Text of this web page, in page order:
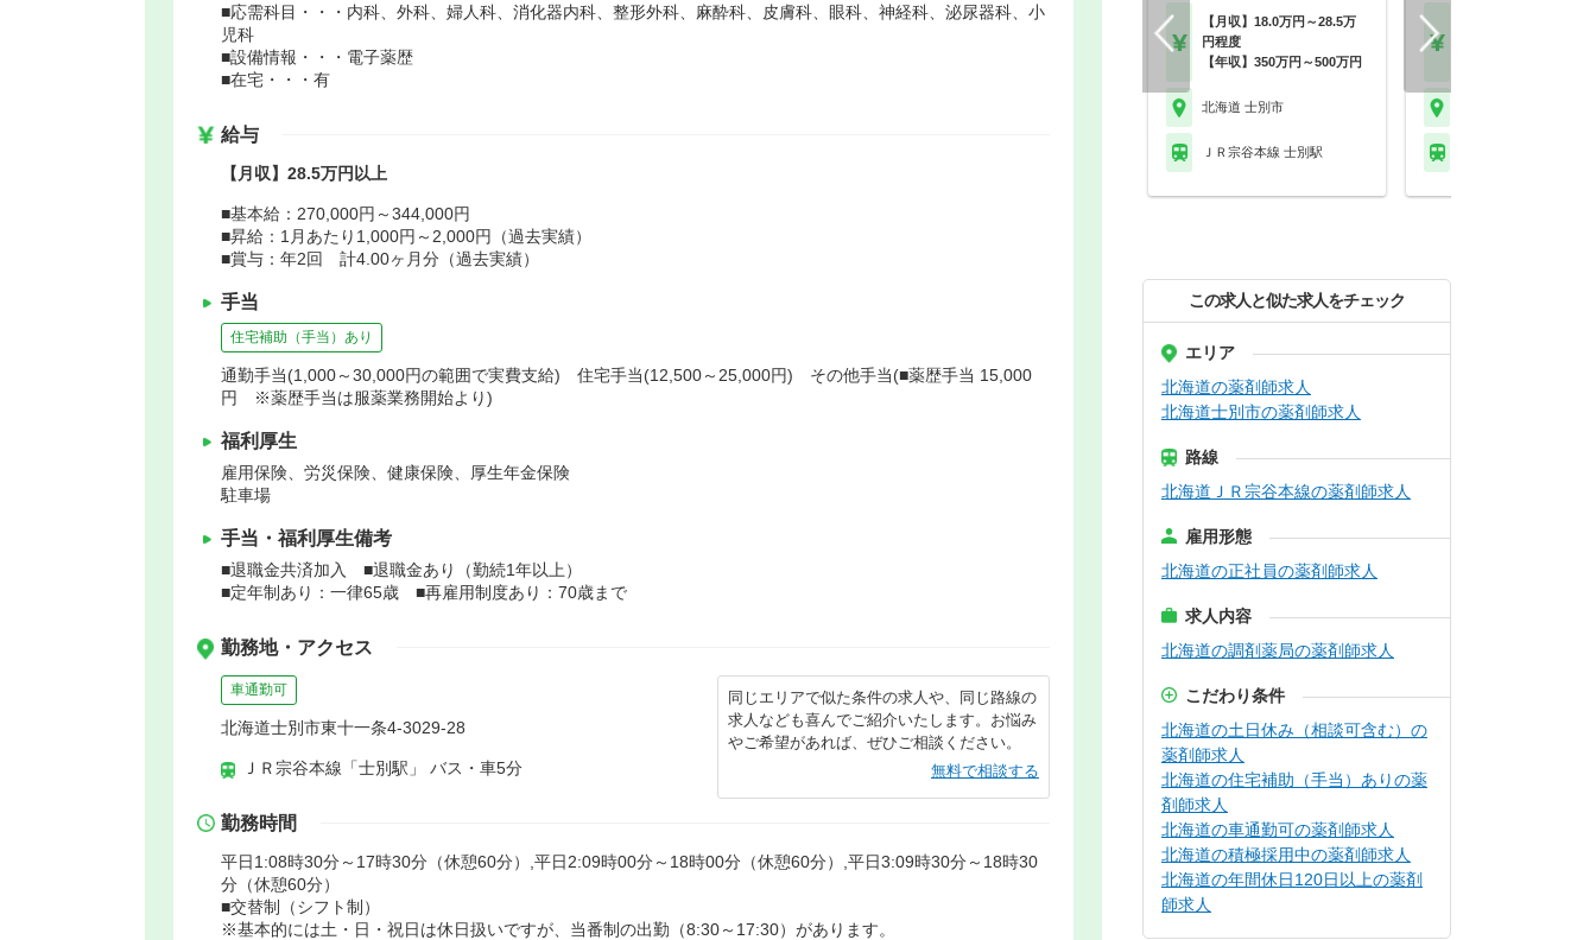
■応需科目・・・内科、外科、婦人科、消化器内科、整形外科、麻酔科、皮膚科、眼科、神経科、泌尿器科、小
児科
■設備情報・・・電子薬歴
■在宅・・・有
給与
【月収】28.5万円以上
■基本給：270,000円～344,000円
■昇給：1月あたり1,000円～2,000円（過去実績）
■賞与：年2回 計4.00ヶ月分（過去実績）
手当
住宅補助（手当）あり
通勤手当(1,000～30,000円の範囲で実費支給) 住宅手当(12,500～25,000円) その他手当(■薬歴手当 15,000
円 ※薬歴手当は服薬業務開始より)
福利厚生
雇用保険、労災保険、健康保険、厚生年金保険
駐車場
手当・福利厚生備考
■退職金共済加入 ■退職金あり（勤続1年以上）
■定年制あり：一律65歳 ■再雇用制度あり：70歳まで
勤務地・アクセス
車通勤可
北海道士別市東十一条4-3029-28
ＪＲ宗谷本線「士別駅」 バス・車5分
同じエリアで似た条件の求人や、同じ路線の
求人なども喜んでご紹介いたします。お悩み
やご希望があれば、ぜひご相談ください。
無料で相談する
勤務時間
平日1:08時30分～17時30分（休憩60分）,平日2:09時00分～18時00分（休憩60分）,平日3:09時30分～18時30
分（休憩60分）
■交替制（シフト制）
※基本的には土・日・祝日は休日扱いですが、当番制の出勤（8:30～17:30）があります。
【月収】18.0万円～28.5万
円程度
【年収】350万円～500万円
北海道 士別市
ＪＲ宗谷本線 士別駅
この求人と似た求人をチェック
エリア
北海道の薬剤師求人
北海道士別市の薬剤師求人
路線
北海道ＪＲ宗谷本線の薬剤師求人
雇用形態
北海道の正社員の薬剤師求人
求人内容
北海道の調剤薬局の薬剤師求人
こだわり条件
北海道の土日休み（相談可含む）の
薬剤師求人
北海道の住宅補助（手当）ありの薬
剤師求人
北海道の車通勤可の薬剤師求人
北海道の積極採用中の薬剤師求人
北海道の年間休日120日以上の薬剤
師求人